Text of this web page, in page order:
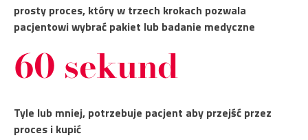
prosty proces, który w trzech krokach pozwala
pacjentowi wybrać pakiet lub badanie medyczne
60 sekund
Tyle lub mniej, potrzebuje pacjent aby przejść przez
proces i kupić